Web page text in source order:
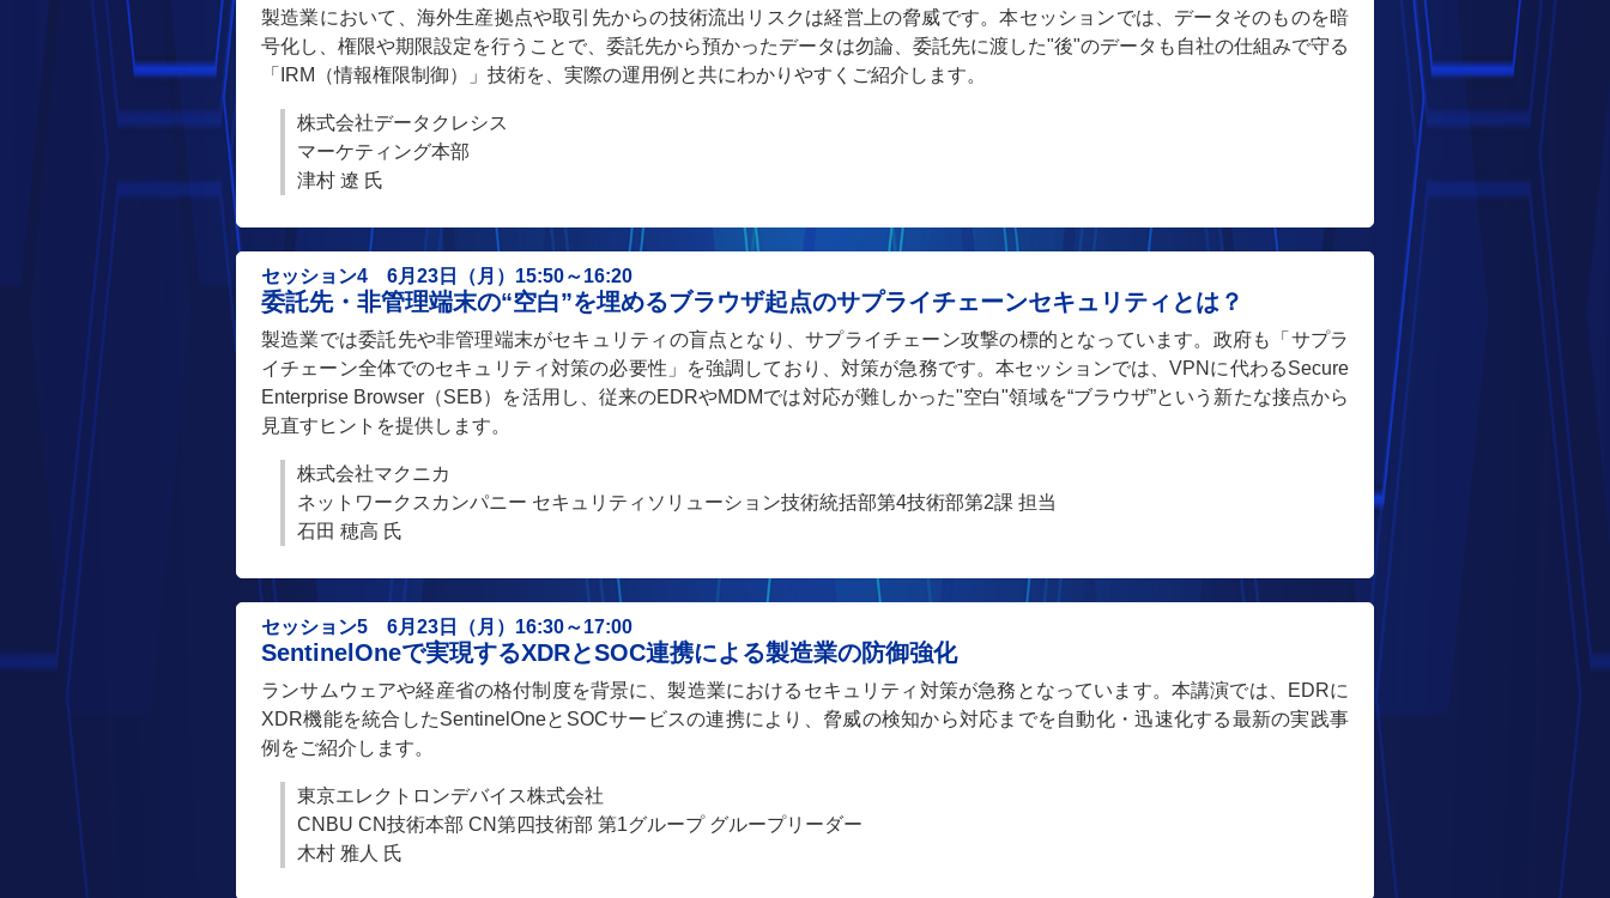
製造業において、海外生産拠点や取引先からの技術流出リスクは経営上の脅威です。本セッションでは、データそのものを暗
号化し、権限や期限設定を行うことで、委託先から預かったデータは勿論、委託先に渡した"後"のデータも自社の仕組みで守る
「IRM（情報権限制御）」技術を、実際の運用例と共にわかりやすくご紹介します。
株式会社データクレシス
マーケティング本部
津村 遼 氏
セッション4 6月23日（月）15:50～16:20
委託先・非管理端末の“空白”を埋めるブラウザ起点のサプライチェーンセキュリティとは？
製造業では委託先や非管理端末がセキュリティの盲点となり、サプライチェーン攻撃の標的となっています。政府も「サプラ
イチェーン全体でのセキュリティ対策の必要性」を強調しており、対策が急務です。本セッションでは、VPNに代わるSecure
Enterprise Browser（SEB）を活用し、従来のEDRやMDMでは対応が難しかった"空白"領域を“ブラウザ”という新たな接点から
見直すヒントを提供します。
株式会社マクニカ
ネットワークスカンパニー セキュリティソリューション技術統括部第4技術部第2課 担当
石田 穂高 氏
セッション5 6月23日（月）16:30～17:00
SentinelOneで実現するXDRとSOC連携による製造業の防御強化
ランサムウェアや経産省の格付制度を背景に、製造業におけるセキュリティ対策が急務となっています。本講演では、EDRに
XDR機能を統合したSentinelOneとSOCサービスの連携により、脅威の検知から対応までを自動化・迅速化する最新の実践事
例をご紹介します。
東京エレクトロンデバイス株式会社
CNBU CN技術本部 CN第四技術部 第1グループ グループリーダー
木村 雅人 氏